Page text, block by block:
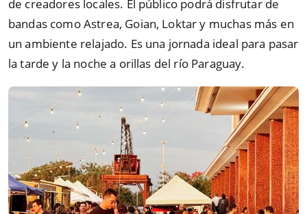
de creadores locales. El público podrá disfrutar de
bandas como Astrea, Goian, Loktar y muchas más en
un ambiente relajado. Es una jornada ideal para pasar
la tarde y la noche a orillas del río Paraguay.